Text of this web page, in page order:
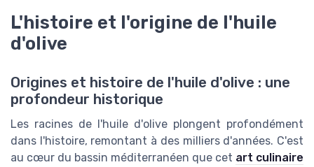
L'histoire et l'origine de l'huile
d'olive
Origines et histoire de l'huile d'olive : une
profondeur historique
Les racines de l'huile d'olive plongent profondément
dans l'histoire, remontant à des milliers d'années. C'est
au cœur du bassin méditerranéen que cet art culinaire